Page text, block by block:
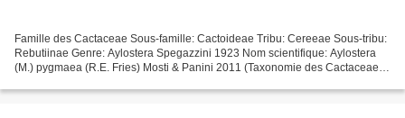
Famille des Cactaceae Sous-famille: Cactoideae Tribu: Cereeae Sous-tribu:
Rebutiinae Genre: Aylostera Spegazzini 1923 Nom scientifique: Aylostera
(M.) pygmaea (R.E. Fries) Mosti & Panini 2011 (Taxonomie des Cactaceae,